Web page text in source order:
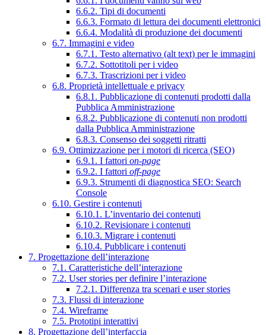
6.6.2. Tipi di documenti
6.6.3. Formato di lettura dei documenti elettronici
6.6.4. Modalità di produzione dei documenti
6.7. Immagini e video
6.7.1. Testo alternativo (alt text) per le immagini
6.7.2. Sottotitoli per i video
6.7.3. Trascrizioni per i video
6.8. Proprietà intellettuale e privacy
6.8.1. Pubblicazione di contenuti prodotti dalla
Pubblica Amministrazione
6.8.2. Pubblicazione di contenuti non prodotti
dalla Pubblica Amministrazione
6.8.3. Consenso dei soggetti ritratti
6.9. Ottimizzazione per i motori di ricerca (SEO)
6.9.1. I fattori on-page
6.9.2. I fattori off-page
6.9.3. Strumenti di diagnostica SEO: Search
Console
6.10. Gestire i contenuti
6.10.1. L’inventario dei contenuti
6.10.2. Revisionare i contenuti
6.10.3. Migrare i contenuti
6.10.4. Pubblicare i contenuti
7. Progettazione dell’interazione
7.1. Caratteristiche dell’interazione
7.2. User stories per definire l’interazione
7.2.1. Differenza tra scenari e user stories
7.3. Flussi di interazione
7.4. Wireframe
7.5. Prototipi interattivi
8. Progettazione dell’interfaccia